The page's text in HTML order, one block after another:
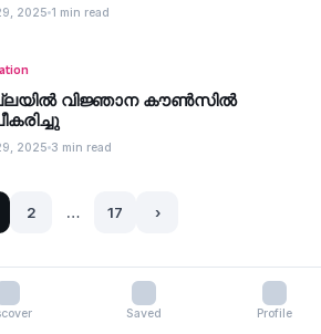
2025 1 min read
വിജ്ഞാന കൗണ്‍സില്‍
2025 3 min read
2 … 17 ›
Saved Profile